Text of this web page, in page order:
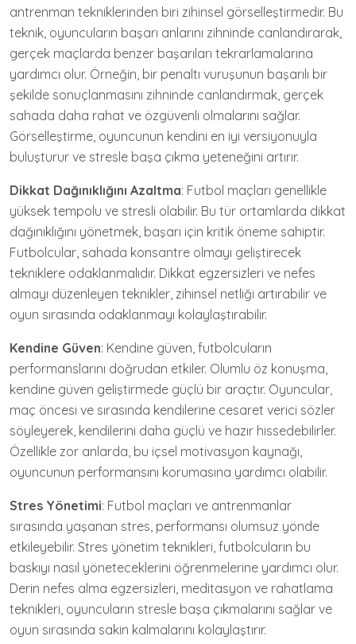
antrenman tekniklerinden biri zihinsel görselleştirmedir. Bu
teknik, oyuncuların başarı anlarını zihninde canlandırarak,
gerçek maçlarda benzer başarıları tekrarlamalarına
yardımcı olur. Örneğin, bir penaltı vuruşunun başarılı bir
şekilde sonuçlanmasını zihninde canlandırmak, gerçek
sahada daha rahat ve özgüvenli olmalarını sağlar.
Görselleştirme, oyuncunun kendini en iyi versiyonuyla
buluşturur ve stresle başa çıkma yeteneğini artırır.
Dikkat Dağınıklığını Azaltma: Futbol maçları genellikle
yüksek tempolu ve stresli olabilir. Bu tür ortamlarda dikkat
dağınıklığını yönetmek, başarı için kritik öneme sahiptir.
Futbolcular, sahada konsantre olmayı geliştirecek
tekniklere odaklanmalıdır. Dikkat egzersizleri ve nefes
almayı düzenleyen teknikler, zihinsel netliği artırabilir ve
oyun sırasında odaklanmayı kolaylaştırabilir.
Kendine Güven: Kendine güven, futbolcuların
performanslarını doğrudan etkiler. Olumlu öz konuşma,
kendine güven geliştirmede güçlü bir araçtır. Oyuncular,
maç öncesi ve sırasında kendilerine cesaret verici sözler
söyleyerek, kendilerini daha güçlü ve hazır hissedebilirler.
Özellikle zor anlarda, bu içsel motivasyon kaynağı,
oyuncunun performansını korumasına yardımcı olabilir.
Stres Yönetimi: Futbol maçları ve antrenmanlar
sırasında yaşanan stres, performansı olumsuz yönde
etkileyebilir. Stres yönetim teknikleri, futbolcuların bu
baskıyı nasıl yöneteceklerini öğrenmelerine yardımcı olur.
Derin nefes alma egzersizleri, meditasyon ve rahatlama
teknikleri, oyuncuların stresle başa çıkmalarını sağlar ve
oyun sırasında sakin kalmalarını kolaylaştırır.